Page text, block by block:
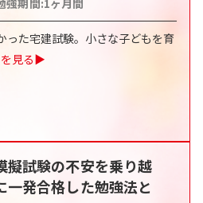
強期間:1ヶ月間
った宅建試験。小さな子どもを育
見る▶
擬試験の不安を乗り越
一発合格した勉強法と